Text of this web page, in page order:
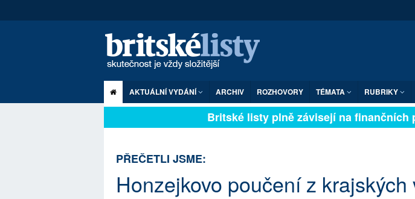
AKTUÁLNÍ VYDÁNÍ ARCHIV ROZHOVORY TÉMATA RUBRIKY
Britské listy plně závisejí na finančních
PŘEČETLI JSME:
Honzejkovo poučení z krajských